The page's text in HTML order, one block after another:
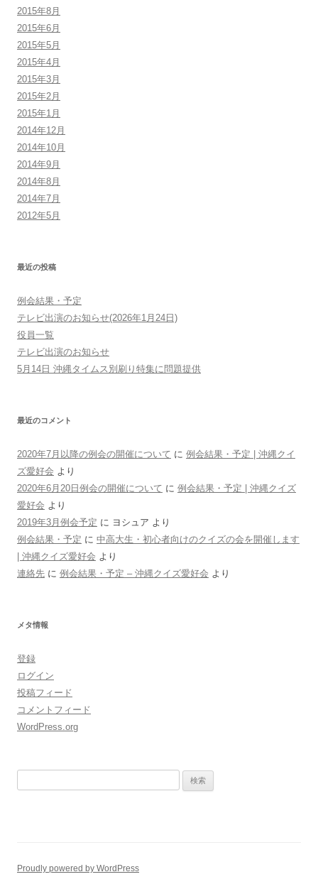
2015年8月
2015年6月
2015年5月
2015年4月
2015年3月
2015年2月
2015年1月
2014年12月
2014年10月
2014年9月
2014年8月
2014年7月
2012年5月
最近の投稿
例会結果・予定
テレビ出演のお知らせ(2026年1月24日)
役員一覧
テレビ出演のお知らせ
5月14日 沖縄タイムス別刷り特集に問題提供
最近のコメント
2020年7月以降の例会の開催について に 例会結果・予定 | 沖縄クイ
ズ愛好会 より
2020年6月20日例会の開催について に 例会結果・予定 | 沖縄クイズ
愛好会 より
2019年3月例会予定 に ヨシュア より
例会結果・予定 に 中高大生・初心者向けのクイズの会を開催します
| 沖縄クイズ愛好会 より
連絡先 に 例会結果・予定 – 沖縄クイズ愛好会 より
メタ情報
登録
ログイン
投稿フィード
コメントフィード
WordPress.org
索:
Proudly powered by WordPress